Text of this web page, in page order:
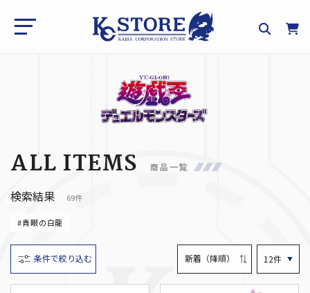
ALL ITEMS 商品一覧
検索結果 69件
#青眼の白龍
条件で絞り込む